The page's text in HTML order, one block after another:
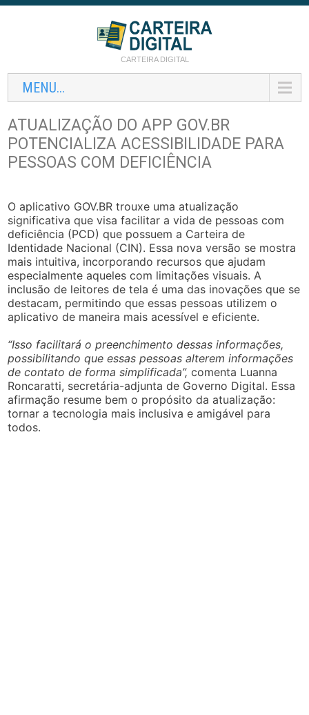
CARTEIRA DIGITAL
MENU...
ATUALIZAÇÃO DO APP GOV.BR
POTENCIALIZA ACESSIBILIDADE PARA
PESSOAS COM DEFICIÊNCIA
O aplicativo GOV.BR trouxe uma atualização
significativa que visa facilitar a vida de pessoas com
deficiência (PCD) que possuem a Carteira de
Identidade Nacional (CIN). Essa nova versão se mostra
mais intuitiva, incorporando recursos que ajudam
especialmente aqueles com limitações visuais. A
inclusão de leitores de tela é uma das inovações que se
destacam, permitindo que essas pessoas utilizem o
aplicativo de maneira mais acessível e eficiente.
“Isso facilitará o preenchimento dessas informações,
possibilitando que essas pessoas alterem informações
de contato de forma simplificada”, comenta Luanna
Roncaratti, secretária-adjunta de Governo Digital. Essa
afirmação resume bem o propósito da atualização:
tornar a tecnologia mais inclusiva e amigável para
todos.